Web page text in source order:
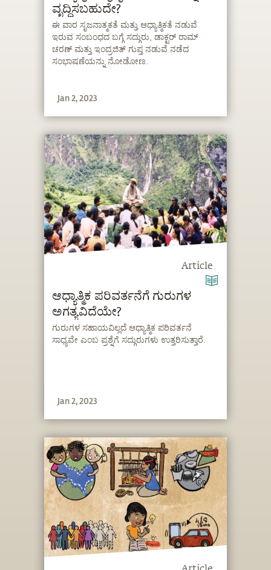
ವೃದ್ಧಿಸಬಹುದೇ?
ಈ ವಾರ ಸೃಜನಾತ್ಮಕತೆ ಮತ್ತು ಆಧ್ಯಾತ್ಮಿಕತೆ ನಡುವೆ
ಇರುವ ಸಂಬಂಧದ ಬಗ್ಗೆ ಸದ್ಗುರು, ಡಾಕ್ಟರ್ ರಾಮ್
ಚರಣ್ ಮತ್ತು ಇಂದ್ರಜಿತ್ ಗುಪ್ತ ನಡುವೆ ನಡೆದ
ಸಂಭಾಷಣೆಯನ್ನು ನೋಡೋಣ.
Jan 2, 2023
Article
ಆಧ್ಯಾತ್ಮಿಕ ಪರಿವರ್ತನೆಗೆ ಗುರುಗಳ
ಅಗತ್ಯವಿದೆಯೇ?
ಗುರುಗಳ ಸಹಾಯವಿಲ್ಲದೆ ಆಧ್ಯಾತ್ಮಿಕ ಪರಿವರ್ತನೆ
ಸಾಧ್ಯವೇ ಎಂಬ ಪ್ರಶ್ನೆಗೆ ಸದ್ಗುರುಗಳು ಉತ್ತರಿಸುತ್ತಾರೆ.
Jan 2, 2023